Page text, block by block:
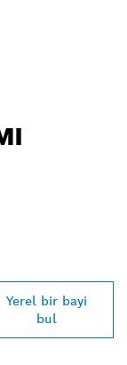
Yerel bir bayi
bul